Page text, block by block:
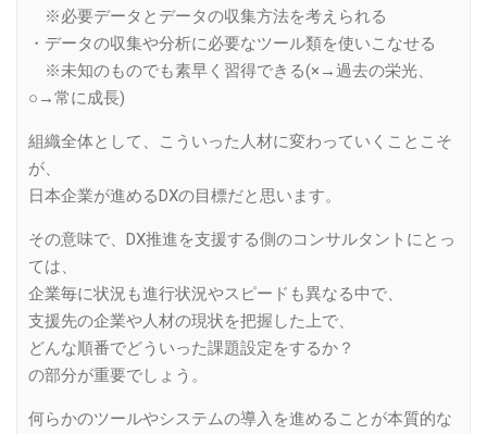
※必要データとデータの収集方法を考えられる
・データの収集や分析に必要なツール類を使いこなせる
※未知のものでも素早く習得できる(×→過去の栄光、
○→常に成長)
組織全体として、こういった人材に変わっていくことこそ
が、
日本企業が進めるDXの目標だと思います。
その意味で、DX推進を支援する側のコンサルタントにとっ
ては、
企業毎に状況も進行状況やスピードも異なる中で、
支援先の企業や人材の現状を把握した上で、
どんな順番でどういった課題設定をするか？
の部分が重要でしょう。
何らかのツールやシステムの導入を進めることが本質的な